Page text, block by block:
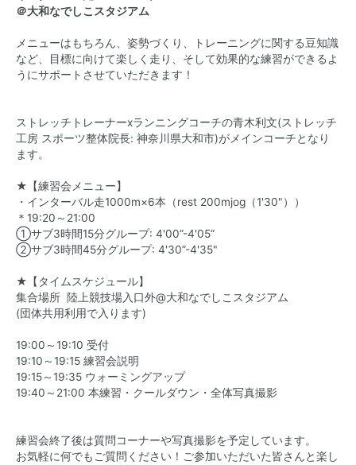
＠大和なでしこスタジアム
メニューはもちろん、姿勢づくり、トレーニングに関する豆知識
など、目標に向けて楽しく走り、そして効果的な練習ができるよ
うにサポートさせていただきます！
ストレッチトレーナーxランニングコーチの青木利文(ストレッチ
工房 スポーツ整体院長: 神奈川県大和市)がメインコーチとなり
ます。
★【練習会メニュー】
・インターバル走1000m×6本（rest 200mjog（1'30"））
＊19:20～21:00
①サブ3時間15分グループ: 4'00”-4'05”
②サブ3時間45分グループ: 4'30”-4'35"
★【タイムスケジュール】
集合場所 陸上競技場入口外@大和なでしこスタジアム
(団体共用利用で入ります)
19:00～19:10 受付
19:10～19:15 練習会説明
19:15～19:35 ウォーミングアップ
19:40～21:00 本練習・クールダウン・全体写真撮影
練習会終了後は質問コーナーや写真撮影を予定しています。
お気軽に何でもご質問ください！ご参加いただいた皆さんと楽し